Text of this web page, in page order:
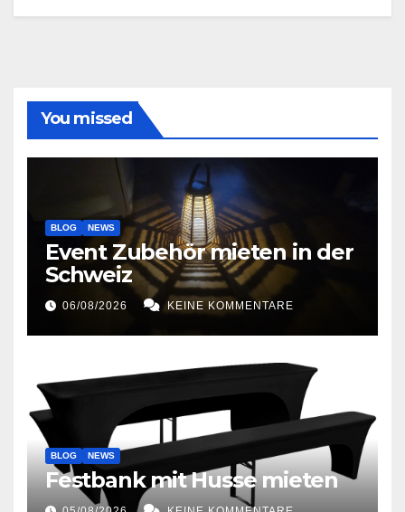
You missed
BLOG NEWS
Event Zubehör mieten in der
Schweiz
06/08/2026 KEINE KOMMENTARE
BLOG NEWS
Festbank mit Husse mieten